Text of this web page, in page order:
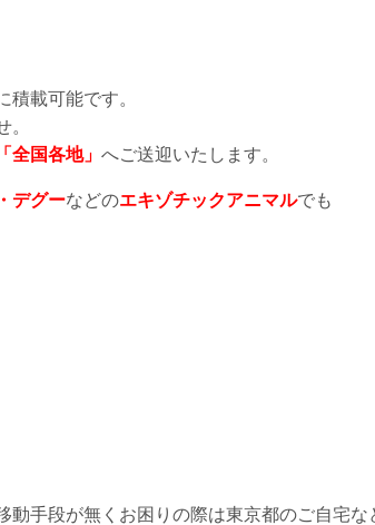
載可能です。
。
「全国各地」 へご送迎いたします。
デグーなどのエキゾチックアニマルでも
動手段が無くお困りの際は東京都のご自宅な